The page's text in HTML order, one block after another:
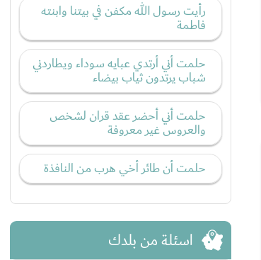
رأيت رسول الله مكفن في بيتنا وابنته
فاطمة
حلمت أني أرتدي عبايه سوداء ويطاردني
شباب يرتدون ثياب بيضاء
حلمت أني أحضر عقد قران لشخص
والعروس غير معروفة
حلمت أن طائر أخي هرب من النافذة
اسئلة من بلدك